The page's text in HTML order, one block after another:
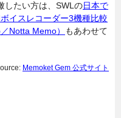
したい方は、SWLの日本で
イスレコーダー3機種比較
Notta Memo）
もあわせて
Memoket Gem 公式サイト